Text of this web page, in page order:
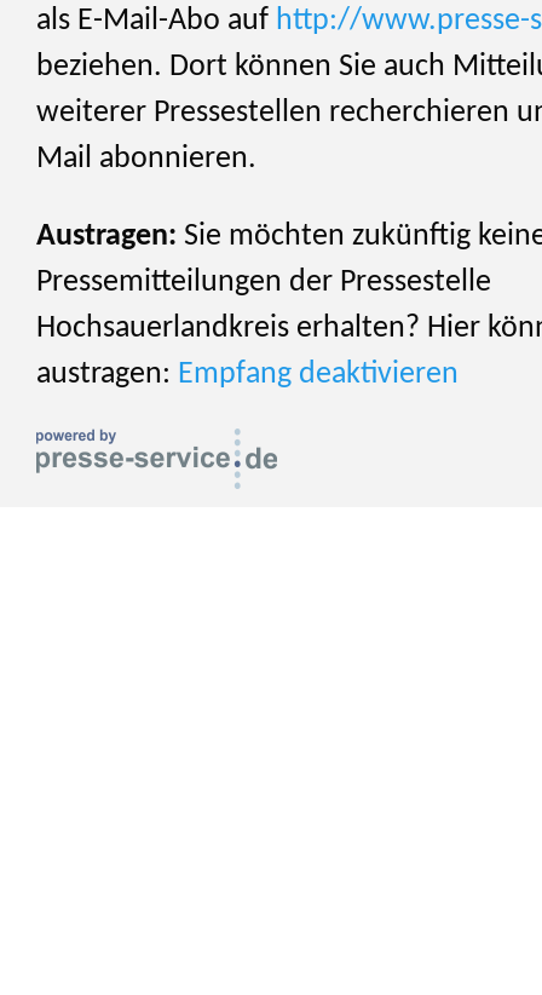
als E-Mail-Abo auf http://www.presse-
beziehen. Dort können Sie auch
weiterer Pressestellen recherchieren
Mail abonnieren.
Austragen: Sie möchten zukünftig
Pressemitteilungen der Pressestelle
Hochsauerlandkreis erhalten? Hier
austragen: Empfang deaktivieren